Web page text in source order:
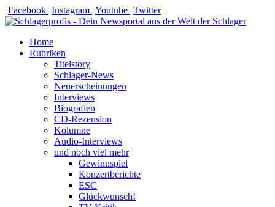
Zum
Inhalt
Facebook Instagram Youtube Twitter
Home
Rubriken
Titelstory
Schlager-News
Neuerscheinungen
Interviews
Biografien
CD-Rezension
Kolumne
Audio-Interviews
und noch viel mehr
Gewinnspiel
Konzertberichte
ESC
Glückwunsch!